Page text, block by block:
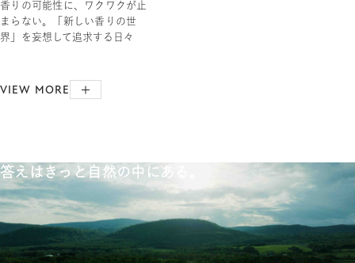
香りの可能性に、ワクワクが止
まらない。「新しい香りの世
界」を妄想して追求する日々
VIEW MORE
答えはきっと自然の中にある。